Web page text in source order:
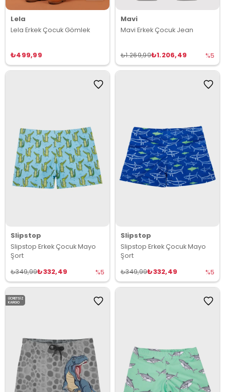
Lela
Lela Erkek Çocuk Gömlek
₺499,99
Mavi
Mavi Erkek Çocuk Jean
₺1.206,49
₺1.269,99 %5
Slipstop
Slipstop Erkek Çocuk Mayo
Şort
₺332,49
₺349,99 %5
Slipstop
Slipstop Erkek Çocuk Mayo
Şort
₺332,49
₺349,99 %5
ÜCRETSIZ
KARGO